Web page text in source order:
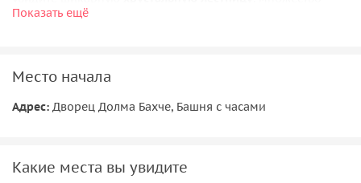
переливающихся люстр, включая огромную люстру в
полюбуйтесь прекрасными интерьерами и узнайте о
Абдулхамида, их деяниях и роковых ошибках. Дворец
гарема, количество наложниц и евнухов у Абдулазиза, а
Показать ещё
Место начала
Адрес: Дворец Долма Бахче, Башня с часами
Какие места вы увидите